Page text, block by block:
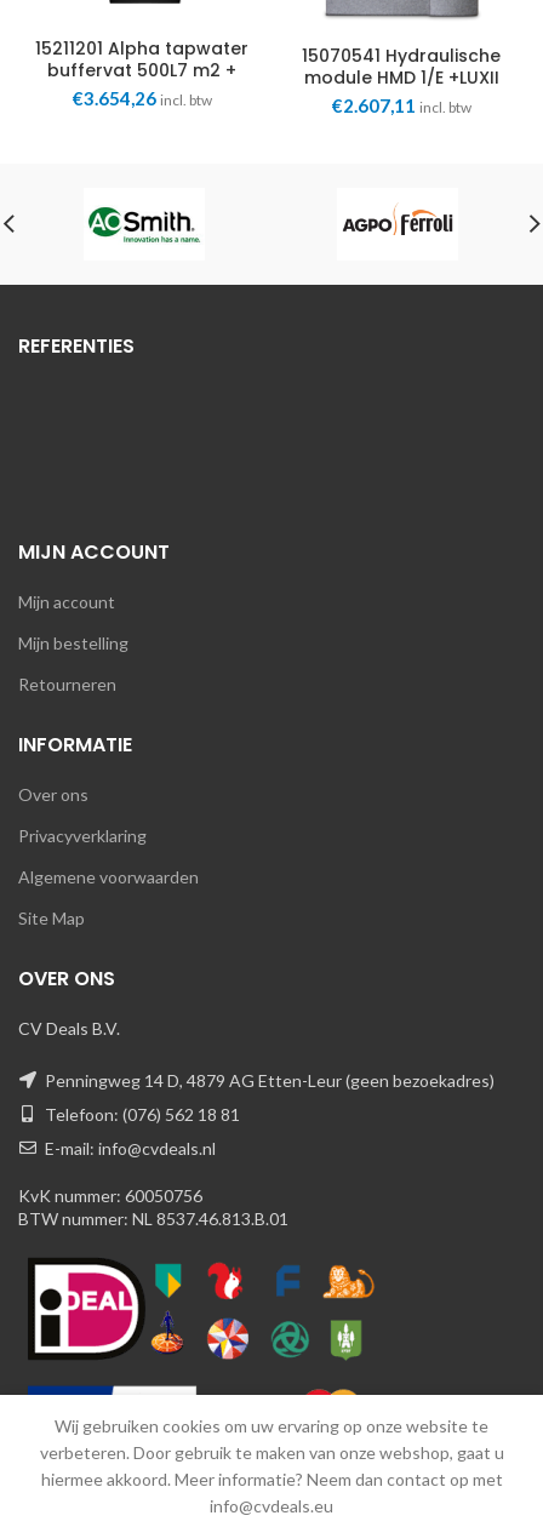
15211201 Alpha tapwater
buffervat 500L7 m2 +
voeler versie 2 Alpha
Innotec
€3.654,26 incl. btw
15070541 Hydraulische
module HMD 1/E +LUXII
+E-elem. +E-pomp Alpha
Innotec
€2.607,11 incl. btw
REFERENTIES
MIJN ACCOUNT
Mijn account
Mijn bestelling
Retourneren
INFORMATIE
Over ons
Privacyverklaring
Algemene voorwaarden
Site Map
OVER ONS
CV Deals B.V.
Penningweg 14 D, 4879 AG Etten-Leur (geen bezoekadres)
Telefoon: (076) 562 18 81
E-mail: info@cvdeals.nl
KvK nummer: 60050756
BTW nummer: NL 8537.46.813.B.01
Wij gebruiken cookies om uw ervaring op onze website te
verbeteren. Door gebruik te maken van onze webshop, gaat u
hiermee akkoord. Meer informatie? Neem dan contact op met
info@cvdeals.eu